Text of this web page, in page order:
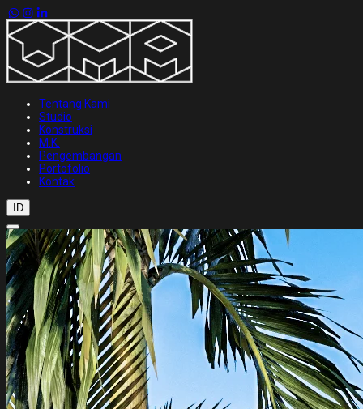
Tentang Kami
Studio
Konstruksi
M.K.
Pengembangan
Portofolio
Kontak
ID